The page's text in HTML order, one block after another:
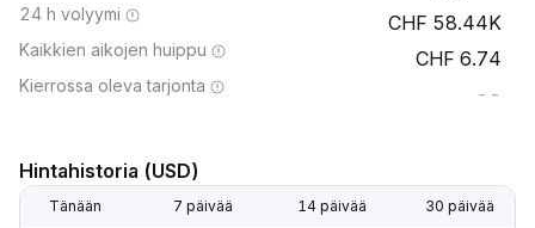
24 h volyymi 58.44K
Kaikkien aikojen huippu 6.74
Kierrossa oleva tarjonta --
Hintahistoria (USD)
Tänään 7 päivää 14 päivää 30 päivää